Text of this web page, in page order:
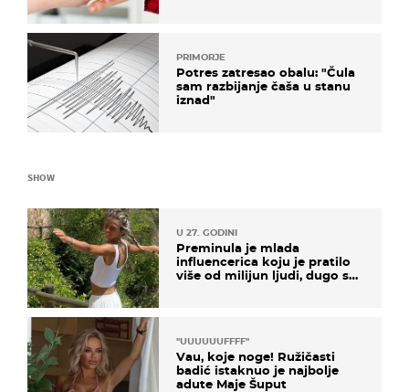
PRIMORJE
Potres zatresao obalu: "Čula
sam razbijanje čaša u stanu
iznad"
SHOW
U 27. GODINI
Preminula je mlada
influencerica koju je pratilo
više od milijun ljudi, dugo se
"UUUUUUFFFF"
Vau, koje noge! Ružičasti
badić istaknuo je najbolje
adute Maje Šuput